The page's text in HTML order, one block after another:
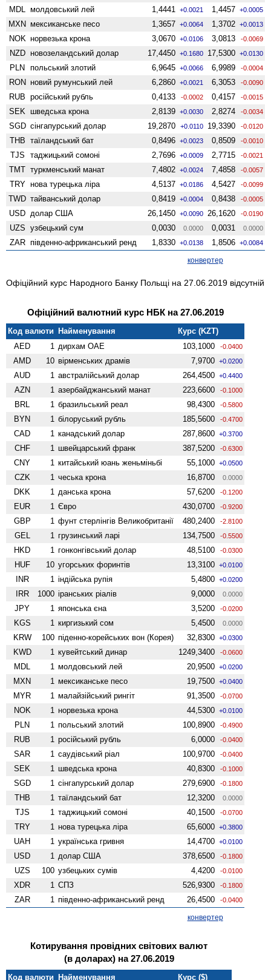
MDL молдовський лей 1,4441 +0.0021 1,4457 +0.0005
MXN мексиканське песо 1,3657 +0.0064 1,3702 +0.0013
NOK норвезька крона 3,0670 +0.0106 3,0813 -0.0069
NZD ново­зеландський долар 17,4450 +0.1680 17,5300 +0.0130
PLN польський злотий 6,9645 +0.0066 6,9989 -0.0004
RON новий румунський лей 6,2860 +0.0021 6,3053 -0.0090
RUB російський рубль 0,4133 -0.0002 0,4157 -0.0015
SEK шведська крона 2,8139 +0.0030 2,8274 -0.0034
SGD сінгапурський долар 19,2870 +0.0110 19,3390 -0.0120
THB таїландський бат 0,8496 +0.0023 0,8509 -0.0010
TJS таджицький сомоні 2,7696 +0.0009 2,7715 -0.0021
TMT туркменський манат 7,4802 +0.0024 7,4858 -0.0057
TRY нова турецька ліра 4,5137 +0.0186 4,5427 -0.0099
TWD тайванський долар 0,8419 +0.0004 0,8438 -0.0005
USD долар США 26,1450 +0.0090 26,1620 -0.0190
UZS узбецький сум 0,0030 0.0000 0,0031 0.0000
ZAR південно-африканський ренд 1,8330 +0.0138 1,8506 +0.0084
конвертер
Офіційний курс Народного Банку Польщі на 27.06.2019 відсутній
Офіційний валютний курс НБК на 27.06.2019
Код валюти Найменування
Курс (KZT)
AED
1 дирхам ОАЕ 103,1000 -0.0400
AMD 10 вiрменських драмів 7,9700 +0.0200
AUD 1 австралійський долар 264,4500 +0.4400
AZN 1 азербайджанський манат 223,6600 -0.1000
BRL 1 бразильський реал 98,4300 -0.5800
BYN 1 білоруський рубль 185,5600 -0.4700
CAD 1 канадський долар 287,8600 +0.3700
CHF 1 швейцарський франк 387,5200 -0.6300
CNY 1 китайський юань женьмiньбi 55,1000 +0.0500
CZK 1 чеська крона 16,8700 0.0000
DKK 1 данська крона 57,6200 -0.1200
EUR 1 Євро 430,0700 -0.9200
GBP 1 фунт стерлінгів Велико­британії 480,2400 -2.8100
GEL 1 грузинський ларі 134,7500 -0.5500
HKD 1 гонконгівський долар 48,5100 -0.0300
HUF 10 угорських форинтів 13,3100 +0.0100
INR 1 індійська рупія 5,4800 +0.0200
IRR 1000 іранських ріалів 9,0000 0.0000
JPY 1 японська єна 3,5200 -0.0200
KGS 1 киргизький сом 5,4500 0.0000
KRW 100 піденно-корейських вон (Корея) 32,8300 +0.0300
KWD 1 кувейтський динар 1249,3400 -0.0600
MDL 1 молдовський лей 20,9500 +0.0200
MXN 1 мексиканське песо 19,7500 +0.0400
MYR 1 малайзійський рингіт 91,3500 -0.0700
NOK 1 норвезька крона 44,5300 +0.0100
PLN 1 польський злотий 100,8900 -0.4900
RUB 1 російський рубль 6,0000 -0.0400
SAR 1 саудівський ріал 100,9700 -0.0400
SEK 1 шведська крона 40,8300 -0.1000
SGD 1 сінгапурський долар 279,6900 -0.1800
THB 1 таїландський бат 12,3200 0.0000
TJS 1 таджицький сомоні 40,1500 -0.0700
TRY 1 нова турецька ліра 65,6000 +0.3800
UAH 1 українська гривня 14,4700 +0.0100
USD 1 долар США 378,6500 -0.1800
UZS 100 узбецьких сумів 4,4200 -0.0100
XDR 1 СПЗ 526,9300 -0.1800
ZAR 1 південно-африканський ренд 26,4500 -0.0400
конвертер
Котирування провідних світових валют
(в доларах) на 27.06.2019
Код валюти Найменування Курс ($)